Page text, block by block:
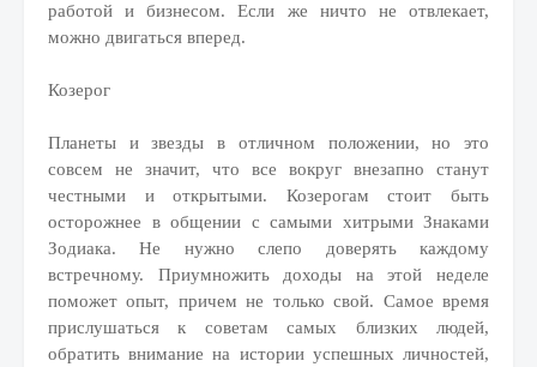
работой и бизнесом. Если же ничто не отвлекает,
можно двигаться вперед.
Козерог
Планеты и звезды в отличном положении, но это
совсем не значит, что все вокруг внезапно станут
честными и открытыми. Козерогам стоит быть
осторожнее в общении с самыми хитрыми Знаками
Зодиака. Не нужно слепо доверять каждому
встречному. Приумножить доходы на этой неделе
поможет опыт, причем не только свой. Самое время
прислушаться к советам самых близких людей,
обратить внимание на истории успешных личностей,